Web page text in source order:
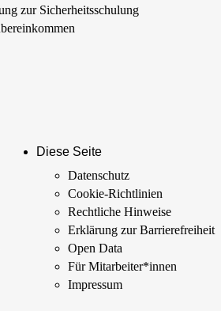
zur Sicherheits­schulung
Diese Seite
Datenschutz
Cookie-Richtlinien
Rechtliche Hinweise
Erklärung zur Barrierefreiheit
Open Data
Für Mitarbeiter­*innen
Impressum